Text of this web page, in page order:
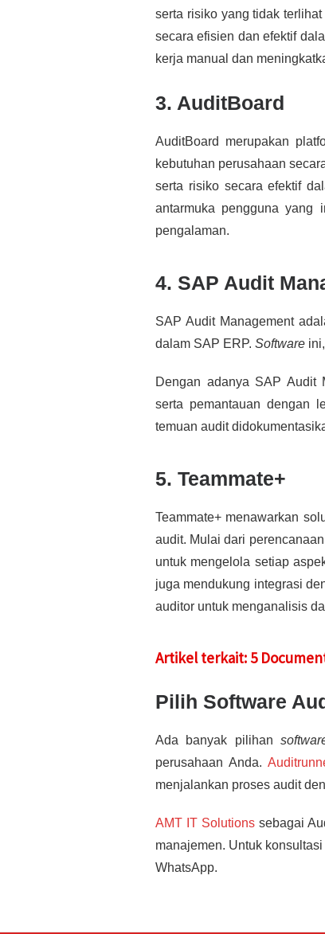
serta risiko yang tidak
secara efisien dan efektif
kerja manual dan
3. AuditBoard
AuditBoard merupakan
kebutuhan perusahaan
serta risiko secara efektif
antarmuka pengguna yang
pengalaman.
4. SAP Audit
SAP Audit Management
dalam SAP ERP. Software
Dengan adanya SAP Audit
serta pemantauan dengan
temuan audit
5. Teammate+
Teammate+ menawarkan
audit. Mulai dari
untuk mengelola setiap
juga mendukung integrasi
auditor untuk menganalisis
Artikel terkait: 5
Pilih Software
Ada banyak pilihan
perusahaan Anda.
menjalankan proses audit
AMT IT Solutions sebagai
manajemen. Untuk
WhatsApp.